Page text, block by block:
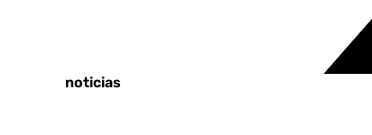
Últimas noticias